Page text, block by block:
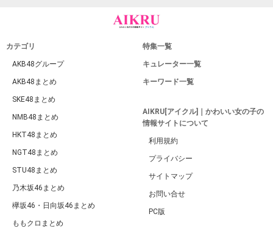
カテゴリ
AKB48グループ
AKB48まとめ
SKE48まとめ
NMB48まとめ
HKT48まとめ
NGT48まとめ
STU48まとめ
乃木坂46まとめ
欅坂46・日向坂46まとめ
ももクロまとめ
特集一覧
キュレーター一覧
キーワード一覧
AIKRU[アイクル]｜かわいい女の子の
情報サイトについて
利用規約
プライバシー
サイトマップ
お問い合せ
PC版